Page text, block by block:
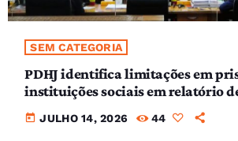
SEM CATEGORIA
PDHJ identifica limitações em
instituições sociais em relatório
today JULHO 14, 2026 44